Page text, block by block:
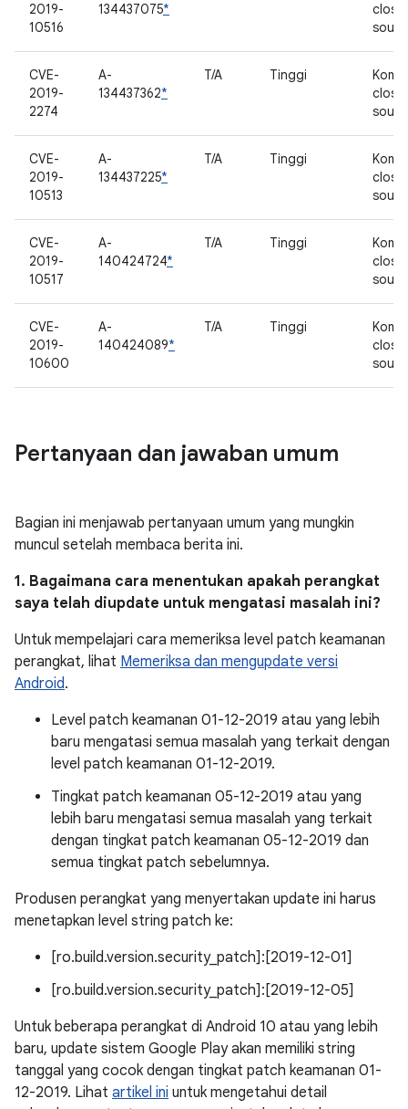
2019-
10516
134437075*
CVE-
2019-
2274
A-
134437362*
T/A Tinggi
CVE-
2019-
10513
A-
134437225*
T/A Tinggi
CVE-
2019-
10517
A-
140424724*
T/A Tinggi
CVE-
2019-
10600
A-
140424089*
T/A Tinggi
Pertanyaan dan jawaban umum
Bagian ini menjawab pertanyaan umum yang mungkin
muncul setelah membaca berita ini.
1. Bagaimana cara menentukan apakah perangkat
saya telah diupdate untuk mengatasi masalah ini?
Untuk mempelajari cara memeriksa level patch keamanan
perangkat, lihat Memeriksa dan mengupdate versi
Android.
Level patch keamanan 01-12-2019 atau yang lebih
baru mengatasi semua masalah yang terkait dengan
level patch keamanan 01-12-2019.
Tingkat patch keamanan 05-12-2019 atau yang
lebih baru mengatasi semua masalah yang terkait
dengan tingkat patch keamanan 05-12-2019 dan
semua tingkat patch sebelumnya.
Produsen perangkat yang menyertakan update ini harus
menetapkan level string patch ke:
[ro.build.version.security_patch]:[2019-12-01]
[ro.build.version.security_patch]:[2019-12-05]
Untuk beberapa perangkat di Android 10 atau yang lebih
baru, update sistem Google Play akan memiliki string
tanggal yang cocok dengan tingkat patch keamanan 01-
12-2019. Lihat artikel ini untuk mengetahui detail